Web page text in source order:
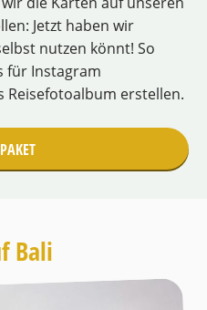
Jetzt haben wir
nutzen könnt! So
für Instagram
erstellen.
Bali